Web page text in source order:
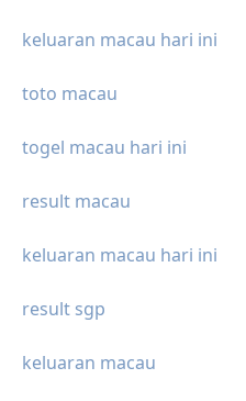
keluaran macau hari ini
toto macau
togel macau hari ini
result macau
keluaran macau hari ini
result sgp
keluaran macau